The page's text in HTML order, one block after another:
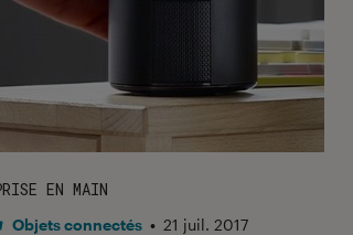
EN MAIN
Objets connectés • 21 juil. 2017